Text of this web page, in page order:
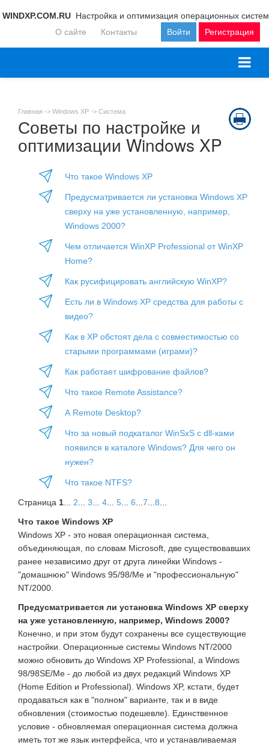
WINDXP.COM.RU Настройка и оптимизация операционных систем
Войти
Регистрация
О сайте Контакты
Главная -> Windows XP -> Система
Советы по настройке и
оптимизации Windows XP
Что такое Windows XP
Предусматривается ли установка Windows XP
сверху на уже установленную, например,
Windows 2000?
Чем отличается WinXP Professional от WinXP
Home?
Как русифицировать английскую WinXP?
Есть ли в Windows XP средства для работы с
видео?
Как в XP обстоят дела с совместимостью со
старыми программами (играми)?
Как работает шифрование файлов?
Что такое Remote Assistance?
А Remote Desktop?
Что за новый подкаталог WinSxS с dll-ками
появился в каталоге Windows? Для чего он
нужен?
Что такое NTFS?
Страница 1 2 3 4 5 6 7 8
Что такое Windows XP
Windows XP - это новая операционная система,
объединяющая, по словам Microsoft, две существовавших
ранее независимо друг от друга линейки Windows -
"домашнюю" Windows 95/98/Me и "профессиональную"
NT/2000.
Предусматривается ли установка Windows XP сверху
на уже установленную, например, Windows 2000?
Конечно, и при этом будут сохранены все существующие
настройки. Операционные системы Windows NT/2000
можно обновить до Windows XP Professional, а Windows
98/98SE/Me - до любой из двух редакций Windows XP
(Home Edition и Professional). Windows XP, кстати, будет
продаваться как в "полном" варианте, так и в виде
обновления (стоимостью подешевле). Единственное
условие - обновляемая операционная система должна
иметь тот же язык интерфейса, что и устанавливаемая